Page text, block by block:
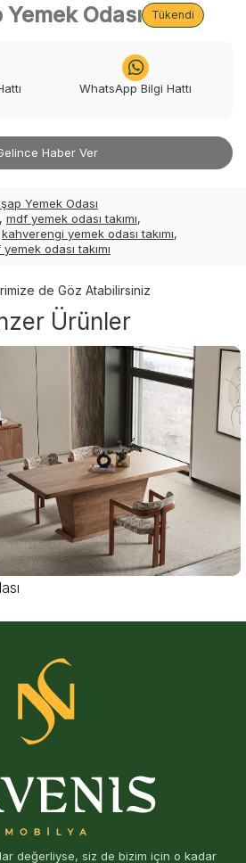
Odası Tükendi
WhatsApp Bilgi Hattı
Haber Ver
Yemek Odası
, mdf yemek odası takımı,
kahverengi yemek odası takımı,
odası takımı
de Göz Atabilirsiniz
Ürünler
değerliyse, siz de bizim için o kadar